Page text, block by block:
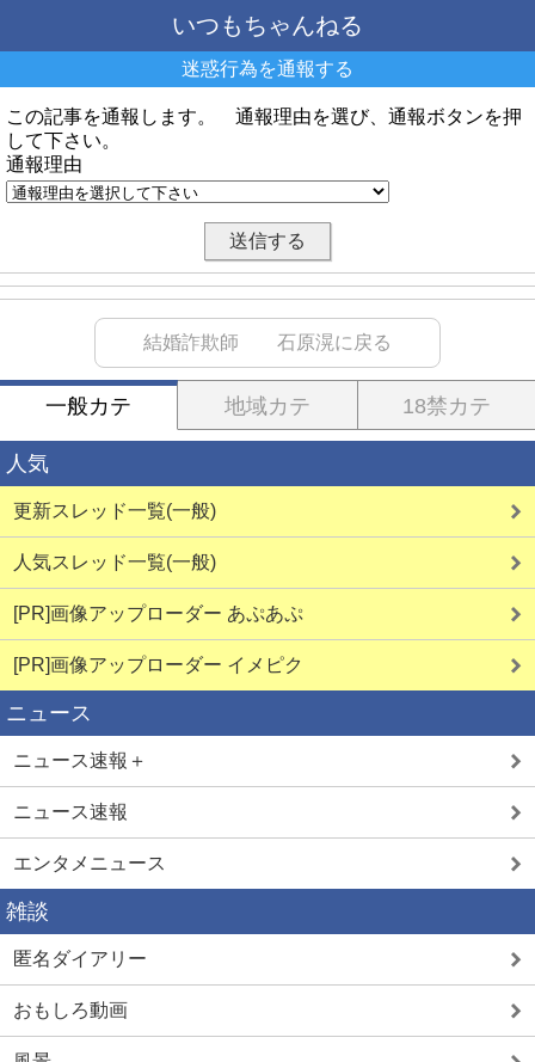
いつもちゃんねる
迷惑行為を通報する
この記事を通報します。 通報理由を選び、通報ボタンを押
して下さい。
通報理由
結婚詐欺師 石原滉に戻る
一般カテ 地域カテ 18禁カテ
人気
更新スレッド一覧(一般)
人気スレッド一覧(一般)
[PR]画像アップローダー あぷあぷ
[PR]画像アップローダー イメピク
ニュース
ニュース速報＋
ニュース速報
エンタメニュース
雑談
匿名ダイアリー
おもしろ動画